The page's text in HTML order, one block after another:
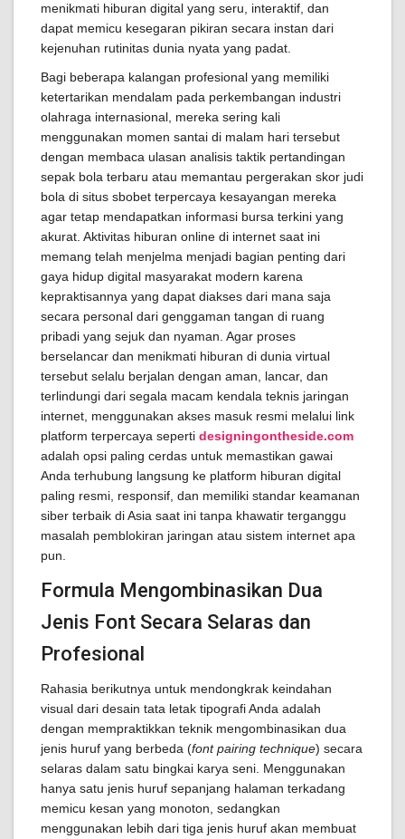
menikmati hiburan digital yang seru, interaktif, dan
dapat memicu kesegaran pikiran secara instan dari
kejenuhan rutinitas dunia nyata yang padat.
Bagi beberapa kalangan profesional yang memiliki
ketertarikan mendalam pada perkembangan industri
olahraga internasional, mereka sering kali
menggunakan momen santai di malam hari tersebut
dengan membaca ulasan analisis taktik pertandingan
sepak bola terbaru atau memantau pergerakan skor judi
bola di situs sbobet terpercaya kesayangan mereka
agar tetap mendapatkan informasi bursa terkini yang
akurat. Aktivitas hiburan online di internet saat ini
memang telah menjelma menjadi bagian penting dari
gaya hidup digital masyarakat modern karena
kepraktisannya yang dapat diakses dari mana saja
secara personal dari genggaman tangan di ruang
pribadi yang sejuk dan nyaman. Agar proses
berselancar dan menikmati hiburan di dunia virtual
tersebut selalu berjalan dengan aman, lancar, dan
terlindungi dari segala macam kendala teknis jaringan
internet, menggunakan akses masuk resmi melalui link
platform terpercaya seperti designingontheside.com
adalah opsi paling cerdas untuk memastikan gawai
Anda terhubung langsung ke platform hiburan digital
paling resmi, responsif, dan memiliki standar keamanan
siber terbaik di Asia saat ini tanpa khawatir terganggu
masalah pemblokiran jaringan atau sistem internet apa
pun.
Formula Mengombinasikan Dua
Jenis Font Secara Selaras dan
Profesional
Rahasia berikutnya untuk mendongkrak keindahan
visual dari desain tata letak tipografi Anda adalah
dengan mempraktikkan teknik mengombinasikan dua
jenis huruf yang berbeda (font pairing technique) secara
selaras dalam satu bingkai karya seni. Menggunakan
hanya satu jenis huruf sepanjang halaman terkadang
memicu kesan yang monoton, sedangkan
menggunakan lebih dari tiga jenis huruf akan membuat